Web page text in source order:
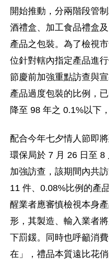
開始推動，分兩階段管
酒禮盒、加工食品禮盒
產品之包裝。為了檢視
位針對轄內指定產品進
節慶前加強重點訪查與
產品過度包裝的比例，
降至 98 年之 0.1%以下
配合今年七夕情人節即
環保局於 7 月 26 日至 8
加強訪查，該期間內共
11 件、0.08%比例的產
醒業者應審慎檢視本身
形，其製造、輸入業者
下罰鍰。同時也呼籲消
在」，禮品本質遠比花